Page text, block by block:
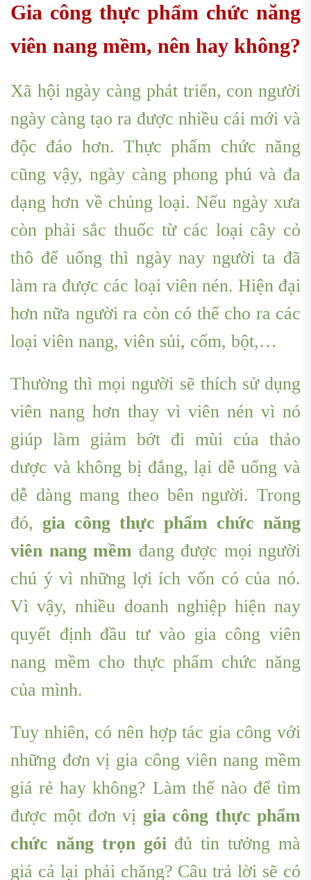
Gia công thực phẩm chức năng
viên nang mềm, nên hay không?
Xã hội ngày càng phát triển, con người
ngày càng tạo ra được nhiều cái mới và
độc đáo hơn. Thực phẩm chức năng
cũng vậy, ngày càng phong phú và đa
dạng hơn về chủng loại. Nếu ngày xưa
còn phải sắc thuốc từ các loại cây cỏ
thô để uống thì ngày nay người ta đã
làm ra được các loại viên nén. Hiện đại
hơn nữa người ra còn có thể cho ra các
loại viên nang, viên sủi, cốm, bột,…
Thường thì mọi người sẽ thích sử dụng
viên nang hơn thay vì viên nén vì nó
giúp làm giảm bớt đi mùi của thảo
dược và không bị đắng, lại dễ uống và
dễ dàng mang theo bên người. Trong
đó, gia công thực phẩm chức năng
viên nang mềm đang được mọi người
chú ý vì những lợi ích vốn có của nó.
Vì vậy, nhiều doanh nghiệp hiện nay
quyết định đầu tư vào gia công viên
nang mềm cho thực phẩm chức năng
của mình.
Tuy nhiên, có nên hợp tác gia công với
những đơn vị gia công viên nang mềm
giá rẻ hay không? Làm thế nào để tìm
được một đơn vị gia công thực phẩm
chức năng trọn gói đủ tin tưởng mà
giá cả lại phải chăng? Câu trả lời sẽ có